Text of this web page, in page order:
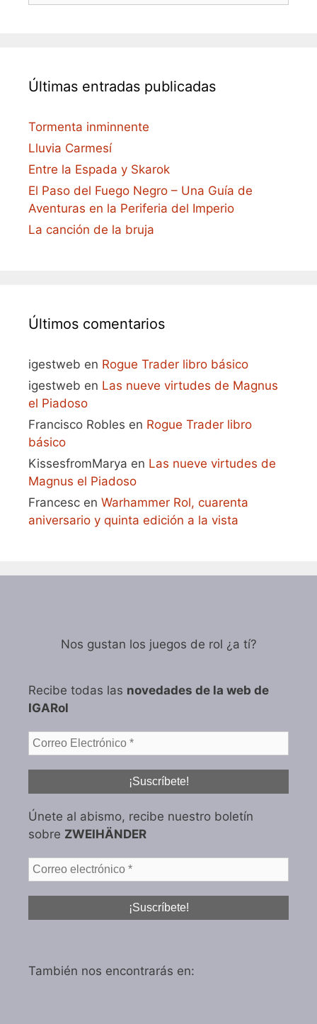
Últimas entradas publicadas
Tormenta inminnente
Lluvia Carmesí
Entre la Espada y Skarok
El Paso del Fuego Negro – Una Guía de
Aventuras en la Periferia del Imperio
La canción de la bruja
Últimos comentarios
igestweb en Rogue Trader libro básico
igestweb en Las nueve virtudes de Magnus
el Piadoso
Francisco Robles en Rogue Trader libro
básico
KissesfromMarya en Las nueve virtudes de
Magnus el Piadoso
Francesc en Warhammer Rol, cuarenta
aniversario y quinta edición a la vista
Nos gustan los juegos de rol ¿a tí?
Recibe todas las novedades de la web de
IGARol
Únete al abismo, recibe nuestro boletín
sobre ZWEIHÄNDER
También nos encontrarás en: